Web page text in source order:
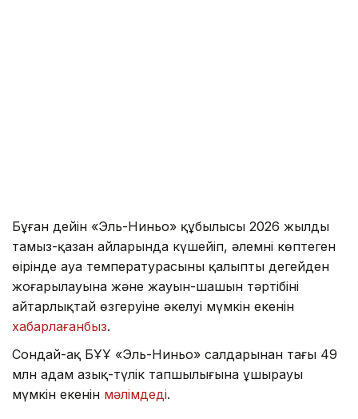
Бұған дейін «Эль-Ниньо» құбылысы 2026 жылдың
тамыз-қазан айларында күшейіп, әлемнің көптеген
өңірінде ауа температурасының қалыпты деңгейден
жоғарылауына және жауын-шашын тәртібінің
айтарлықтай өзгеруіне әкелуі мүмкін екенін
хабарлағанбыз.
Сондай-ақ БҰҰ «Эль-Ниньо» салдарынан тағы 49
млн адам азық-түлік тапшылығына ұшырауы
мүмкін екенін мәлімдеді.